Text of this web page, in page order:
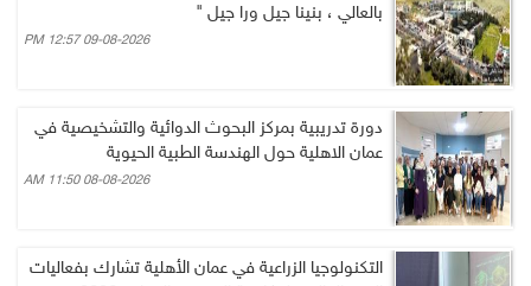
بالعالي ، بنينا جيل ورا جيل "
09-08-2026 12:57 PM
دورة تدريبية بمركز البحوث الدوائية والتشخيصية في
عمان الاهلية حول الهندسة الطبية الحيوية
08-08-2026 11:50 AM
التكنولوجيا الزراعية في عمان الأهلية تشارك بفعاليات